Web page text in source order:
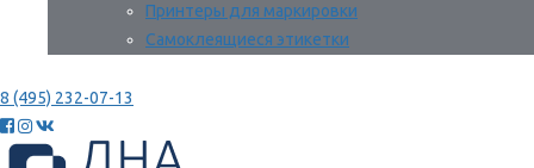
Принтеры для маркировки
Самоклеящиеся этикетки
8 (495) 232-07-13